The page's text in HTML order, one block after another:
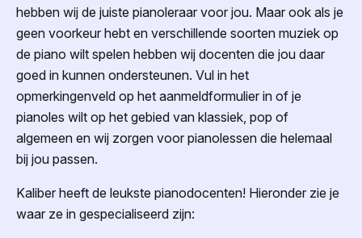
hebben wij de juiste pianoleraar voor jou. Maar ook als je
geen voorkeur hebt en verschillende soorten muziek op
de piano wilt spelen hebben wij docenten die jou daar
goed in kunnen ondersteunen. Vul in het
opmerkingenveld op het aanmeldformulier in of je
pianoles wilt op het gebied van klassiek, pop of
algemeen en wij zorgen voor pianolessen die helemaal
bij jou passen.
Kaliber heeft de leukste pianodocenten! Hieronder zie je
waar ze in gespecialiseerd zijn: